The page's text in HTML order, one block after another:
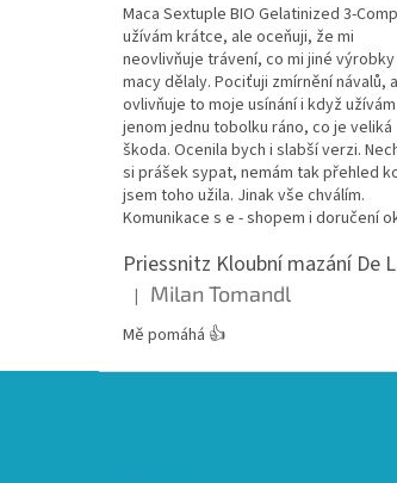
Maca Sextuple BIO Gelatinized 3-
užívám krátce, ale oceňuji, že mi
neovlivňuje trávení, co mi jiné výrobky
macy dělaly. Pociťuji zmírnění návalů,
ovlivňuje to moje usínání i když užívám
jenom jednu tobolku ráno, co je veliká
škoda. Ocenila bych i slabší verzi.
si prášek sypat, nemám tak přehled
jsem toho užila. Jinak vše chválím.
Komunikace s e - shopem i doručení
Hodnocení produktu je 5 z 5 hvězdiček.
| Milan Tomandl
Mě pomáhá 👍